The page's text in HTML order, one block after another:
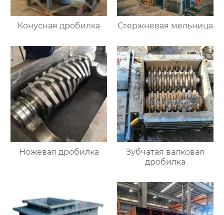
Конусная дробилка Стержневая мельница
Ножевая дробилка
Зубчатая валковая
дробилка